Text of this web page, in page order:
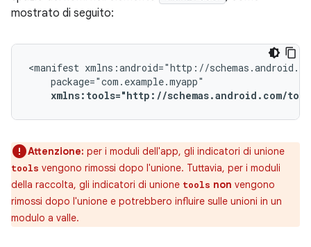
mostrato di seguito:
<manifest
xmlns:tools="http://schemas.android.com/
Attenzione: per i moduli dell'app, gli indicatori di unione
tools vengono rimossi dopo l'unione. Tuttavia, per i moduli
della raccolta, gli indicatori di unione tools non vengono
rimossi dopo l'unione e potrebbero influire sulle unioni in un
modulo a valle.